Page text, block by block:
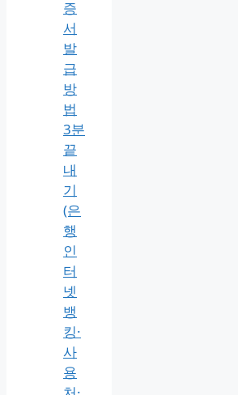
유)
전
자
세
금
용
공
동
인
증
서
발
급
방
법
3분
끝
내
기